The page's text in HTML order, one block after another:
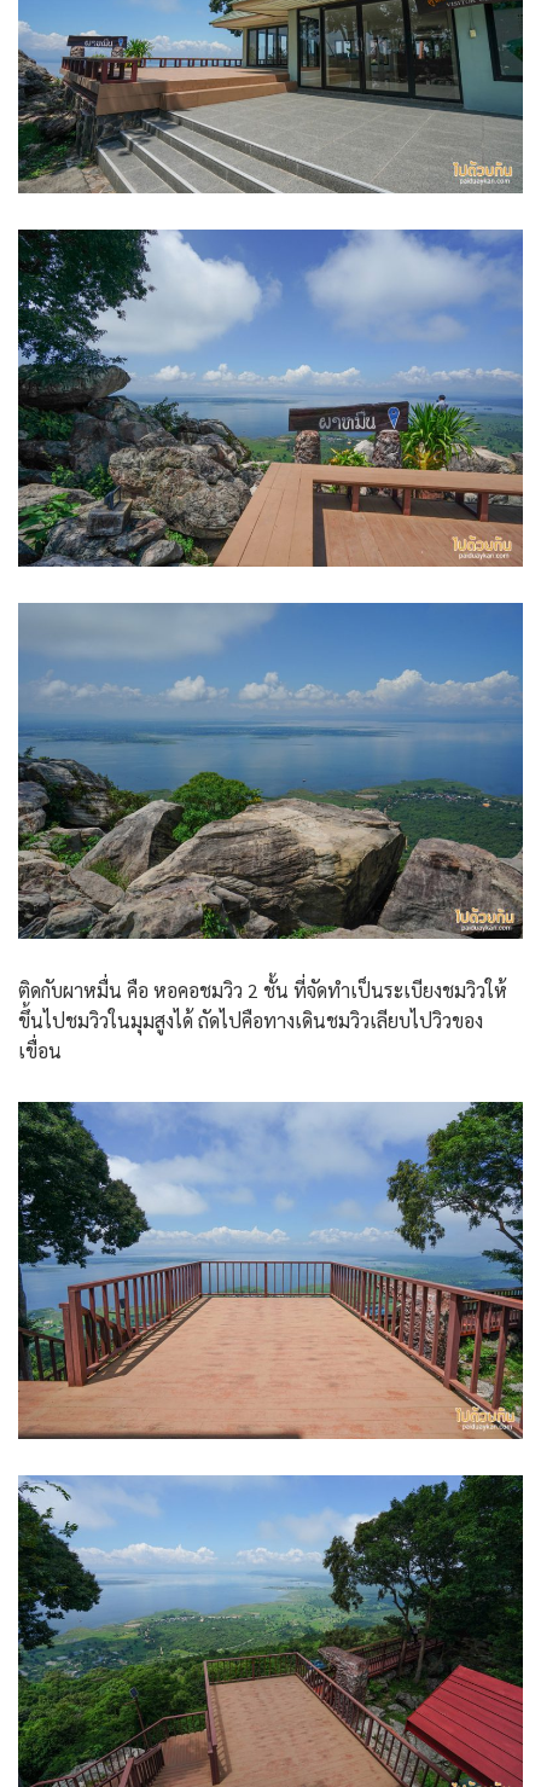
ติดกับผาหมื่น คือ หอคอชมวิว 2 ชั้น ที่จัดทำเป็นระเบียงชมวิวให้
ขึ้นไปชมวิวในมุมสูงได้ ถัดไปคือทางเดินชมวิวเลียบไปวิวของ
เขื่อน